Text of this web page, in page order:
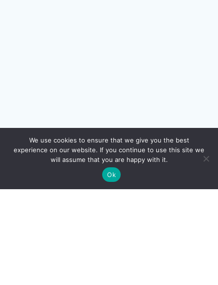
We use cookies to ensure that we give you the best
experience on our website. If you continue to use this site we
will assume that you are happy with it.
Ok